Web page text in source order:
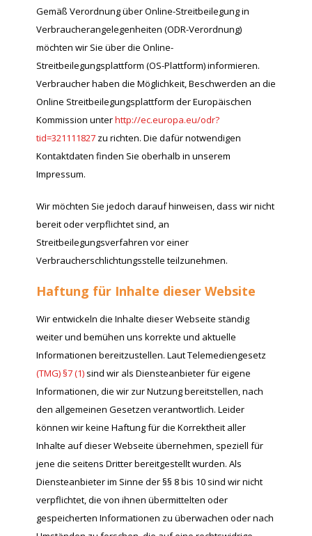
Gemäß Verordnung über Online-Streitbeilegung in
Verbraucherangelegenheiten (ODR-Verordnung)
möchten wir Sie über die Online-
Streitbeilegungsplattform (OS-Plattform) informieren.
Verbraucher haben die Möglichkeit, Beschwerden an die
Online Streitbeilegungsplattform der Europäischen
Kommission unterhttp://ec.europa.eu/odr?
tid=321111827 zu richten. Die dafür notwendigen
Kontaktdaten finden Sie oberhalb in unserem
Impressum.
Wir möchten Sie jedoch darauf hinweisen, dass wir nicht
bereit oder verpflichtet sind, an
Streitbeilegungsverfahren vor einer
Verbraucherschlichtungsstelle teilzunehmen.
Haftung für Inhalte dieser Website
Wir entwickeln die Inhalte dieser Webseite ständig
weiter und bemühen uns korrekte und aktuelle
Informationen bereitzustellen. Laut Telemediengesetz
(TMG) §7 (1)sind wir als Diensteanbieter für eigene
Informationen, die wir zur Nutzung bereitstellen, nach
den allgemeinen Gesetzen verantwortlich. Leider
können wir keine Haftung für die Korrektheit aller
Inhalte auf dieser Webseite übernehmen, speziell für
jene die seitens Dritter bereitgestellt wurden. Als
Diensteanbieter im Sinne der §§ 8 bis 10 sind wir nicht
verpflichtet, die von ihnen übermittelten oder
gespeicherten Informationen zu überwachen oder nach